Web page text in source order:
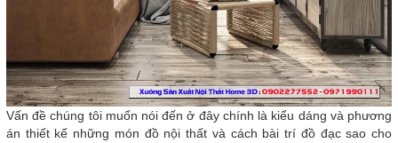
Vấn đề chúng tôi muốn nói đến ở đây chính là kiểu dáng và phương
án thiết kế những món đồ nội thất và cách bài trí đồ đạc sao cho